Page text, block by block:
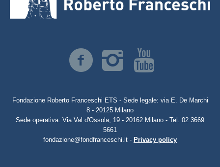
Fondazione Roberto Franceschi ETS - Sede legale: via E. De Marchi
8 - 20125 Milano
Sede operativa: Via Val d'Ossola, 19 - 20162 Milano - Tel. 02 3669
5661
fondazione@fondfranceschi.it - Privacy policy